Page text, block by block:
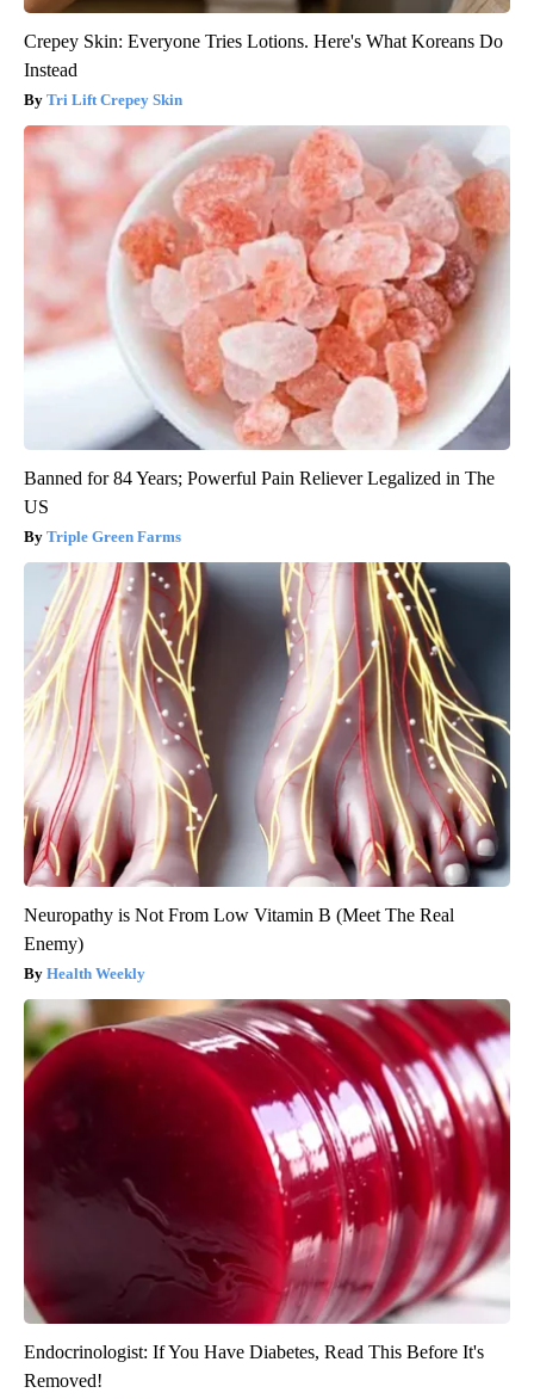
Crepey Skin: Everyone Tries Lotions. Here's What Koreans Do
Instead
Tri Lift Crepey Skin
Banned for 84 Years; Powerful Pain Reliever Legalized in The
US
Triple Green Farms
Neuropathy is Not From Low Vitamin B (Meet The Real
Enemy)
Health Weekly
Endocrinologist: If You Have Diabetes, Read This Before It's
Removed!